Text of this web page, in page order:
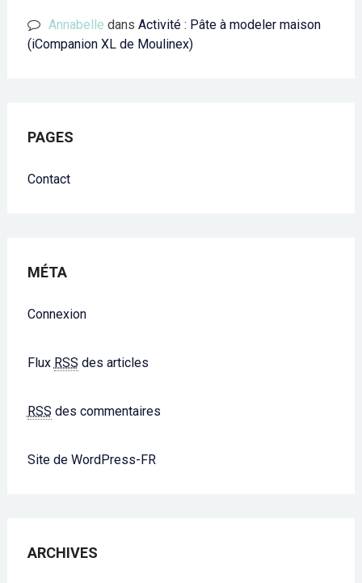
Annabelle dans Activité : Pâte à modeler maison
(iCompanion XL de Moulinex)
PAGES
Contact
MÉTA
Connexion
Flux RSS des articles
RSS des commentaires
Site de WordPress-FR
ARCHIVES